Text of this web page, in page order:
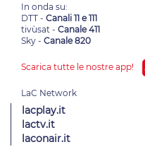
In onda su:
DTT - Canali 11 e 111
tivùsat - Canale 411
Sky - Canale 820
Scarica tutte le nostre app!
lacplay.it
lactv.it
laconair.it